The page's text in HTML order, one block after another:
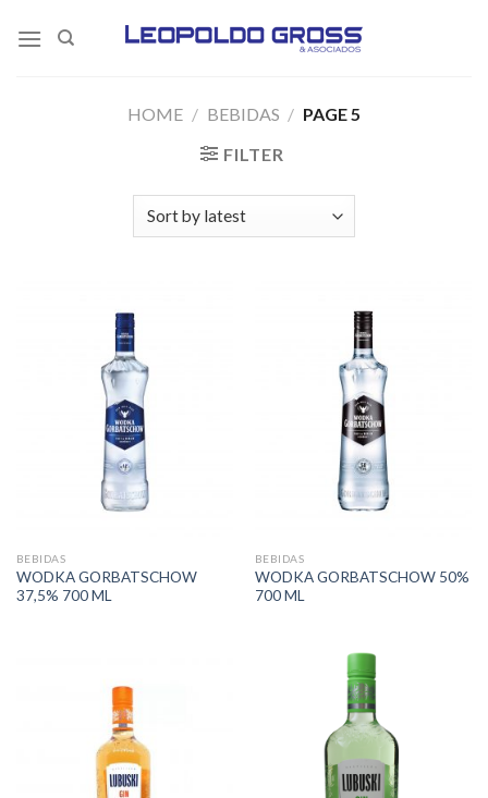
HOME / BEBIDAS / PAGE 5
FILTER
BEBIDAS
WODKA GORBATSCHOW
37,5% 700 ML
BEBIDAS
WODKA GORBATSCHOW 50%
700 ML